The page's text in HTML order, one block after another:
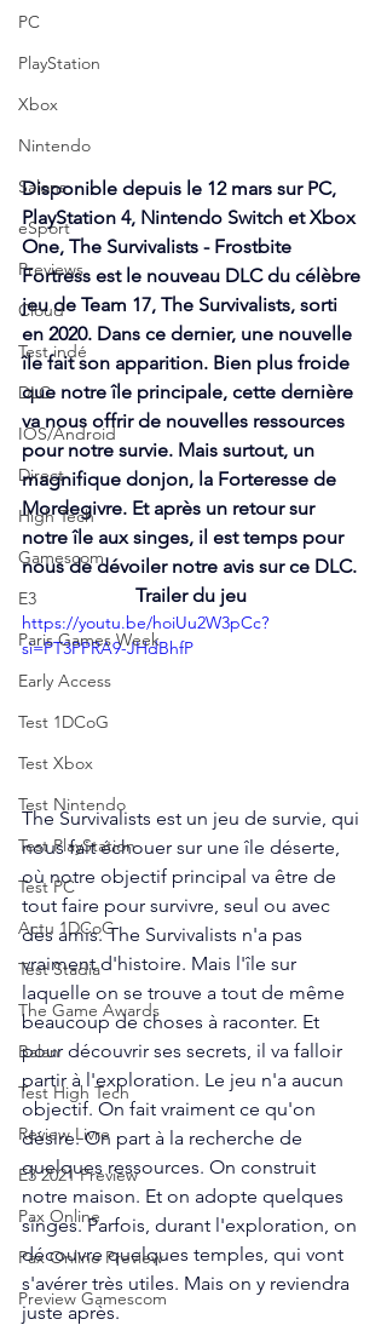
PC
PlayStation
Xbox
Nintendo
Salons
eSport
Previews
Cloud
Test indé
DLC
IOS/Android
Direct
High Tech
Gamescom
E3
Paris Games Week
Early Access
Test 1DCoG
Test Xbox
Test Nintendo
Test PlayStation
Test PC
Actu 1DCoG
Test Stadia
The Game Awards
Balan
Test High Tech
Review Livre
E3 2021 Preview
Pax Online
Pax Online Preview
Preview Gamescom
Disponible depuis le 12 mars sur PC,
PlayStation 4, Nintendo Switch et Xbox
One, The Survivalists - Frostbite
Fortress est le nouveau DLC du célèbre
jeu de Team 17, The Survivalists, sorti
en 2020. Dans ce dernier, une nouvelle
île fait son apparition. Bien plus froide
que notre île principale, cette dernière
va nous offrir de nouvelles ressources
pour notre survie. Mais surtout, un
magnifique donjon, la Forteresse de
Mordegivre. Et après un retour sur
notre île aux singes, il est temps pour
nous de dévoiler notre avis sur ce DLC.
Trailer du jeu
https://youtu.be/hoiUu2W3pCc?
si=PT3PPRA9-JHdBhfP
The Survivalists est un jeu de survie, qui
nous fait échouer sur une île déserte,
où notre objectif principal va être de
tout faire pour survivre, seul ou avec
des amis. The Survivalists n'a pas
vraiment d'histoire. Mais l'île sur
laquelle on se trouve a tout de même
beaucoup de choses à raconter. Et
pour découvrir ses secrets, il va falloir
partir à l'exploration. Le jeu n'a aucun
objectif. On fait vraiment ce qu'on
désire. On part à la recherche de
quelques ressources. On construit
notre maison. Et on adopte quelques
singes. Parfois, durant l'exploration, on
découvre quelques temples, qui vont
s'avérer très utiles. Mais on y reviendra
juste après.